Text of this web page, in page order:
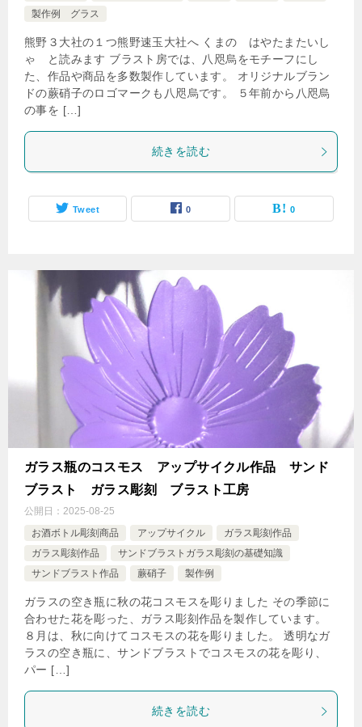
製作例 グラス
熊野３大社の１つ熊野速玉大社へ くまの はやたまたいし
ゃ と読みます ブラスト房では、八咫烏をモチーフにし
た、作品や商品を多数製作しています。 オリジナルブラン
ドの蕨硝子のロゴマークも八咫烏です。 ５年前から八咫烏
の事を […]
続きを読む
Tweet 0 0
ガラス瓶のコスモス アップサイクル作品 サンド
ブラスト ガラス彫刻 ブラスト工房
公開日： 2025-08-25
お酒ボトル彫刻商品
アップサイクル
ガラス彫刻作品
ガラス彫刻作品
サンドブラストガラス彫刻の基礎知識
サンドブラスト作品
蕨硝子 製作例
ガラスの空き瓶に秋の花コスモスを彫りました その季節に
合わせた花を彫った、ガラス彫刻作品を製作しています。
８月は、秋に向けてコスモスの花を彫りました。 透明なガ
ラスの空き瓶に、サンドブラストでコスモスの花を彫り、
パー […]
続きを読む